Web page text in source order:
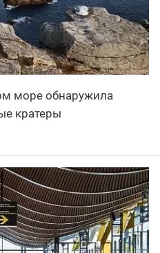
море обнаружила
кратеры